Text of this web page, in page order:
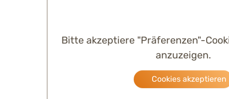
Bitte akzeptiere "Präferenzen"-
anzuzeigen.
Cookies akzeptieren